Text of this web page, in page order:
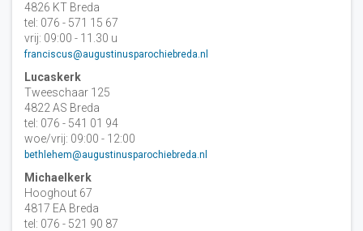
4826 KT Breda
tel: 076 - 571 15 67
vrij: 09:00 - 11.30 u
franciscus@augustinusparochiebreda.nl
Lucaskerk
Tweeschaar 125
4822 AS Breda
tel: 076 - 541 01 94
woe/vrij: 09:00 - 12:00
bethlehem@augustinusparochiebreda.nl
Michaelkerk
Hooghout 67
4817 EA Breda
tel: 076 - 521 90 87